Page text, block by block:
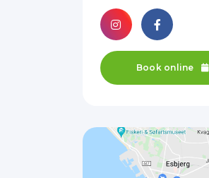
Book online